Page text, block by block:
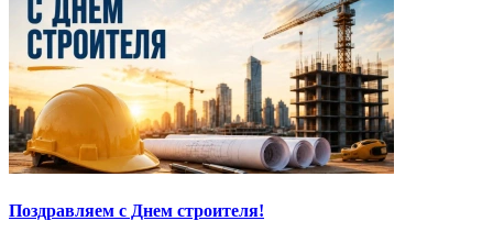
Поздравляем с Днем строителя!